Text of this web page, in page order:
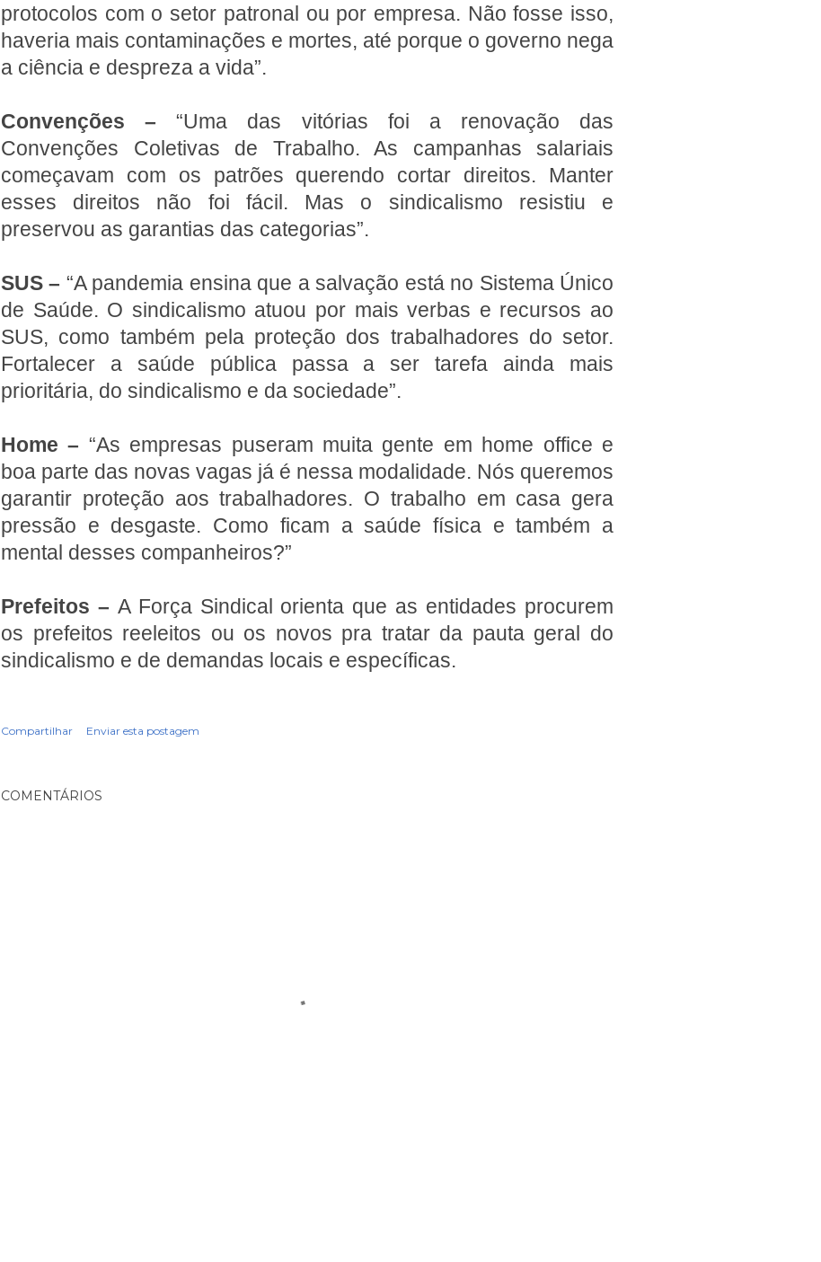
protocolos com o setor patronal ou por empresa. Não fosse isso,
haveria mais contaminações e mortes, até porque o governo nega
a ciência e despreza a vida”.
Convenções – “Uma das vitórias foi a renovação das
Convenções Coletivas de Trabalho. As campanhas salariais
começavam com os patrões querendo cortar direitos. Manter
esses direitos não foi fácil. Mas o sindicalismo resistiu e
preservou as garantias das categorias”.
SUS – “A pandemia ensina que a salvação está no Sistema Único
de Saúde. O sindicalismo atuou por mais verbas e recursos ao
SUS, como também pela proteção dos trabalhadores do setor.
Fortalecer a saúde pública passa a ser tarefa ainda mais
prioritária, do sindicalismo e da sociedade”.
Home – “As empresas puseram muita gente em home office e
boa parte das novas vagas já é nessa modalidade. Nós queremos
garantir proteção aos trabalhadores. O trabalho em casa gera
pressão e desgaste. Como ficam a saúde física e também a
mental desses companheiros?”
Prefeitos – A Força Sindical orienta que as entidades procurem
os prefeitos reeleitos ou os novos pra tratar da pauta geral do
sindicalismo e de demandas locais e específicas.
Compartilhar Enviar esta postagem
COMENTÁRIOS